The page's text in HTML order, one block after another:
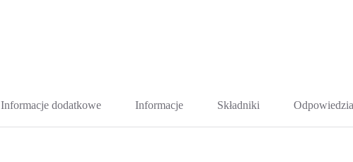
Informacje dodatkowe Informacje Składniki